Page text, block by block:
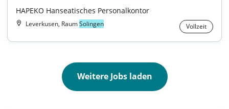
HAPEKO Hanseatisches Personalkontor
Leverkusen, RaumSolingen Vollzeit
Weitere Jobs laden